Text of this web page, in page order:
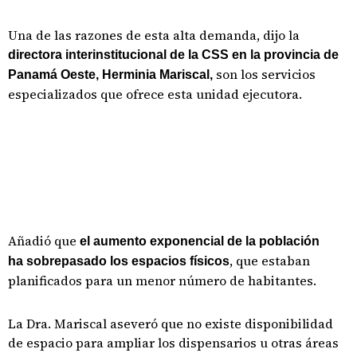
Una de las razones de esta alta demanda, dijo la
directora interinstitucional de la CSS en la provincia de
Panamá Oeste, Herminia Mariscal, son los servicios
especializados que ofrece esta unidad ejecutora.
Añadió que el aumento exponencial de la población
ha sobrepasado los espacios físicos, que estaban
planificados para un menor número de habitantes.
La Dra. Mariscal aseveró que no existe disponibilidad
de espacio para ampliar los dispensarios u otras áreas